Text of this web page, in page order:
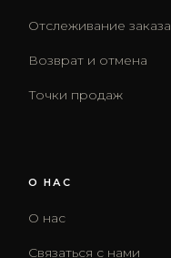
Отслеживание заказа
Возврат и отмена
Точки продаж
О НАС
О нас
Связаться с нами